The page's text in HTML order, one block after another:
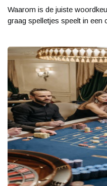
Waarom is de juiste
graag spelletjes speelt in een